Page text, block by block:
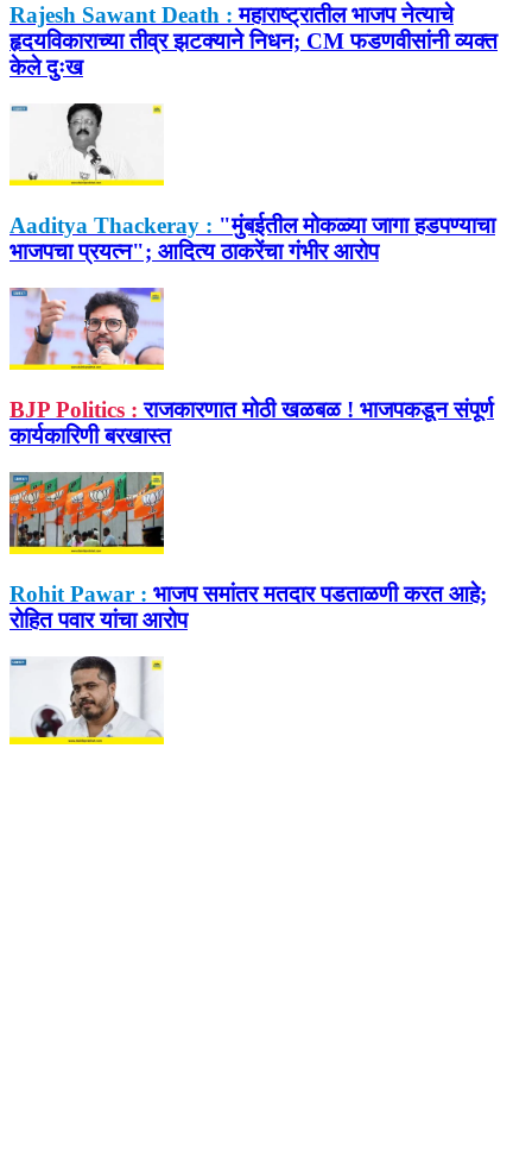
Rajesh Sawant Death : महाराष्ट्रातील भाजप नेत्याचे
हृदयविकाराच्या तीव्र झटक्याने निधन; CM फडणवीसांनी व्यक्त
केले दुःख
Aaditya Thackeray : "मुंबईतील मोकळ्या जागा हडपण्याचा
भाजपचा प्रयत्न"; आदित्य ठाकरेंचा गंभीर आरोप
BJP Politics : राजकारणात मोठी खळबळ ! भाजपकडून संपूर्ण
कार्यकारिणी बरखास्त
Rohit Pawar : भाजप समांतर मतदार पडताळणी करत आहे;
रोहित पवार यांचा आरोप